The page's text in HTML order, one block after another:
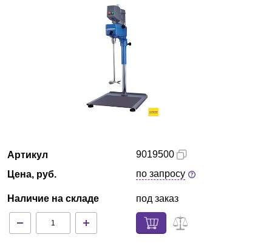
Партнеры
Технический сервис
Доставка и оплата
Артикул
Цена, руб.
Наличие на складе
9019500
по запросу
под заказ